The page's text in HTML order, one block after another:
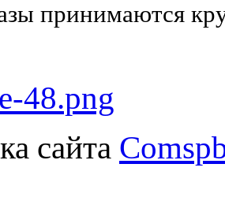
принимаются
сайта